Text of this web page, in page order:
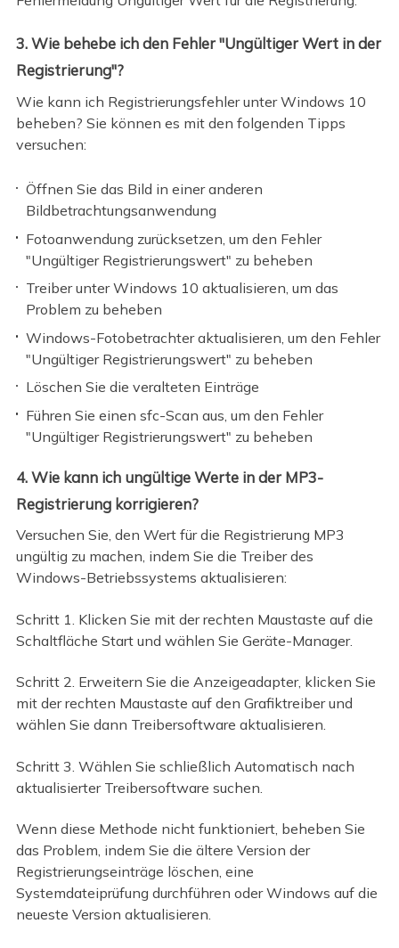
3. Wie behebe ich den Fehler "Ungültiger Wert in der
Registrierung"?
Wie kann ich Registrierungsfehler unter Windows 10
beheben? Sie können es mit den folgenden Tipps
versuchen:
Öffnen Sie das Bild in einer anderen
Bildbetrachtungsanwendung
Fotoanwendung zurücksetzen, um den Fehler
"Ungültiger Registrierungswert" zu beheben
Treiber unter Windows 10 aktualisieren, um das
Problem zu beheben
Windows-Fotobetrachter aktualisieren, um den Fehler
"Ungültiger Registrierungswert" zu beheben
Löschen Sie die veralteten Einträge
Führen Sie einen sfc-Scan aus, um den Fehler
"Ungültiger Registrierungswert" zu beheben
4. Wie kann ich ungültige Werte in der MP3-
Registrierung korrigieren?
Versuchen Sie, den Wert für die Registrierung MP3
ungültig zu machen, indem Sie die Treiber des
Windows-Betriebssystems aktualisieren:
Schritt 1. Klicken Sie mit der rechten Maustaste auf die
Schaltfläche Start und wählen Sie Geräte-Manager.
Schritt 2. Erweitern Sie die Anzeigeadapter, klicken Sie
mit der rechten Maustaste auf den Grafiktreiber und
wählen Sie dann Treibersoftware aktualisieren.
Schritt 3. Wählen Sie schließlich Automatisch nach
aktualisierter Treibersoftware suchen.
Wenn diese Methode nicht funktioniert, beheben Sie
das Problem, indem Sie die ältere Version der
Registrierungseinträge löschen, eine
Systemdateiprüfung durchführen oder Windows auf die
neueste Version aktualisieren.